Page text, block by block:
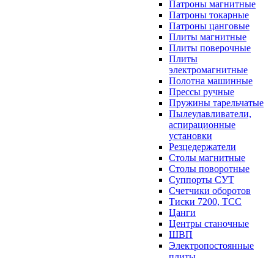
Патроны магнитные
Патроны токарные
Патроны цанговые
Плиты магнитные
Плиты поверочные
Плиты
электромагнитные
Полотна машинные
Прессы ручные
Пружины тарельчатые
Пылеулавливатели,
аспирационные
установки
Резцедержатели
Столы магнитные
Столы поворотные
Суппорты СУТ
Счетчики оборотов
Тиски 7200, ТСС
Цанги
Центры станочные
ШВП
Электропостоянные